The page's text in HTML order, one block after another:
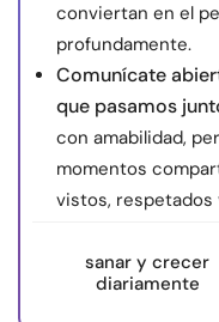
conviertan en el
profundamente.
Comunícate
que pasamos
con amabilidad,
momentos
vistos,
sanar y crecer
diariamente